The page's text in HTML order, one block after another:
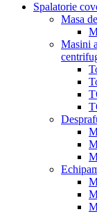
Spalatorie
Masa
Masini